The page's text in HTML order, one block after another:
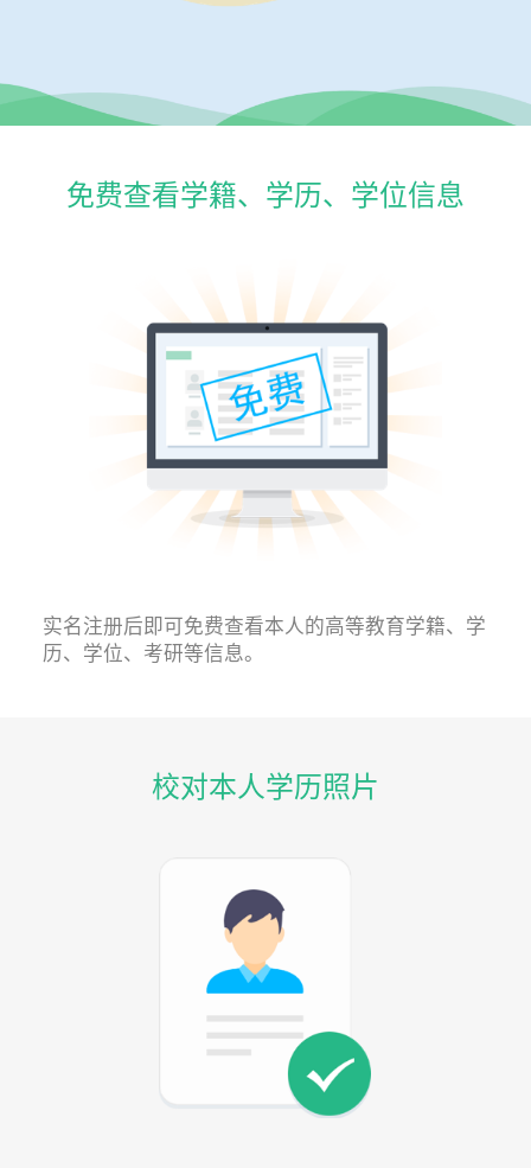
免费查看学籍、学历、学位信息
实名注册后即可免费查看本人的高等教育学籍、学
历、学位、考研等信息。
校对本人学历照片